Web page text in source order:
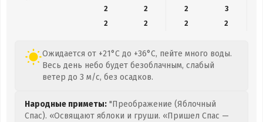
2
2 2
3
2
2 2 2
Ожидается от +21°C до +36°C, пейте много воды.
Весь день небо будет безоблачным, слабый
ветер до 3 м/с, без осадков.
Народные приметы: "Преображение (Яблочный
Спас). «Освящают яблоки и груши. «Пришел Спас —